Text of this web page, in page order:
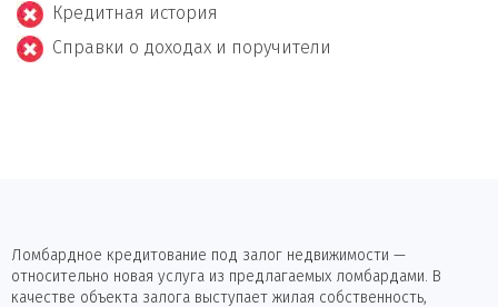
Кредитная история
Справки о доходах и поручители
Ломбардное кредитование под залог недвижимости —
относительно новая услуга из предлагаемых ломбардами. В
качестве объекта залога выступает жилая собственность,